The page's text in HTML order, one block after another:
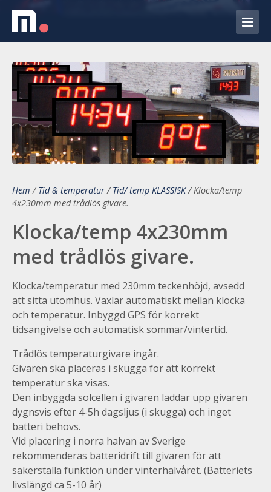
Hem / Tid & temperatur / Tid/ temp KLASSISK/ Klocka/temp
4x230mm med trådlös givare.
Klocka/temp 4x230mm
med trådlös givare.
Klocka/temperatur med 230mm teckenhöjd, avsedd
att sitta utomhus. Växlar automatiskt mellan klocka
och temperatur. Inbyggd GPS för korrekt
tidsangivelse och automatisk sommar/vintertid.
Trådlös temperaturgivare ingår.
Givaren ska placeras i skugga för att korrekt
temperatur ska visas.
Den inbyggda solcellen i givaren laddar upp givaren
dygnsvis efter 4-5h dagsljus (i skugga) och inget
batteri behövs.
Vid placering i norra halvan av Sverige
rekommenderas batteridrift till givaren för att
säkerställa funktion under vinterhalvåret. (Batteriets
livslängd ca 5-10 år)